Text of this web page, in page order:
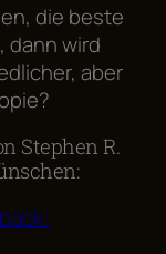
die beste
dann wird
aber
Stephen R.